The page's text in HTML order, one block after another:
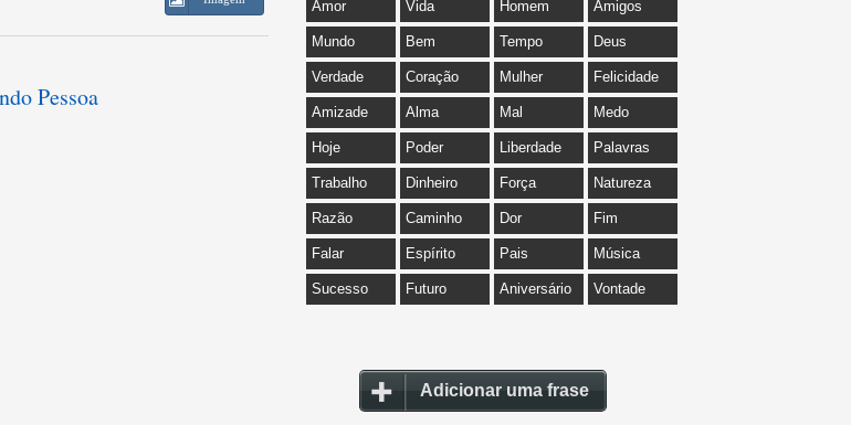
Pessoa
Amor Vida Homem Amigos
Mundo Bem Tempo Deus
Verdade Coração Mulher Felicidade
Amizade Alma Mal Medo
Hoje Poder Liberdade Palavras
Trabalho Dinheiro Força Natureza
Razão Caminho Dor Fim
Falar Espírito Pais Música
Sucesso Futuro Aniversário Vontade
Adicionar uma frase